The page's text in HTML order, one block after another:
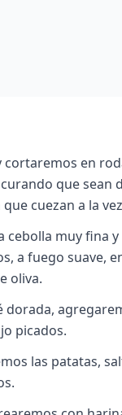
cortaremos en
que sean
cuezan a la
cebolla muy fina y
a fuego suave,
oliva.
dorada,
picados.
las patatas,